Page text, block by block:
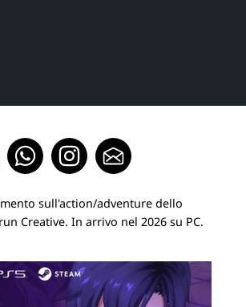
sull'action/adventure dello
Creative. In arrivo nel 2026 su PC.